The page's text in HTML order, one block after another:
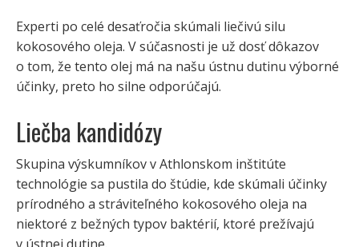
Experti po celé desaťročia skúmali liečivú silu
kokosového oleja. V súčasnosti je už dosť dôkazov
o tom, že tento olej má na našu ústnu dutinu výborné
účinky, preto ho silne odporúčajú.
Liečba kandidózy
Skupina výskumníkov v Athlonskom inštitúte
technológie sa pustila do štúdie, kde skúmali účinky
prírodného a stráviteľného kokosového oleja na
niektoré z bežných typov baktérií, ktoré prežívajú